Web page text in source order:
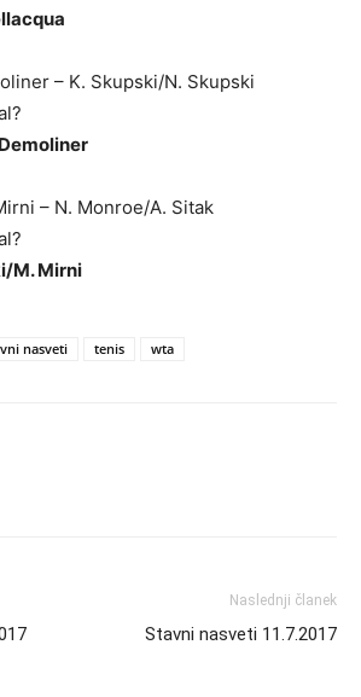
– K. Skupski/N. Skupski
– N. Monroe/A. Sitak
M. Mirni
nasveti tenis wta
Naslednji članek
Stavni nasveti 11.7.2017